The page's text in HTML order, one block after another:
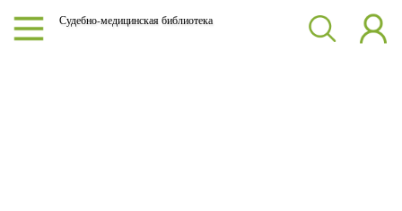
Судебно-медицинская библиотека